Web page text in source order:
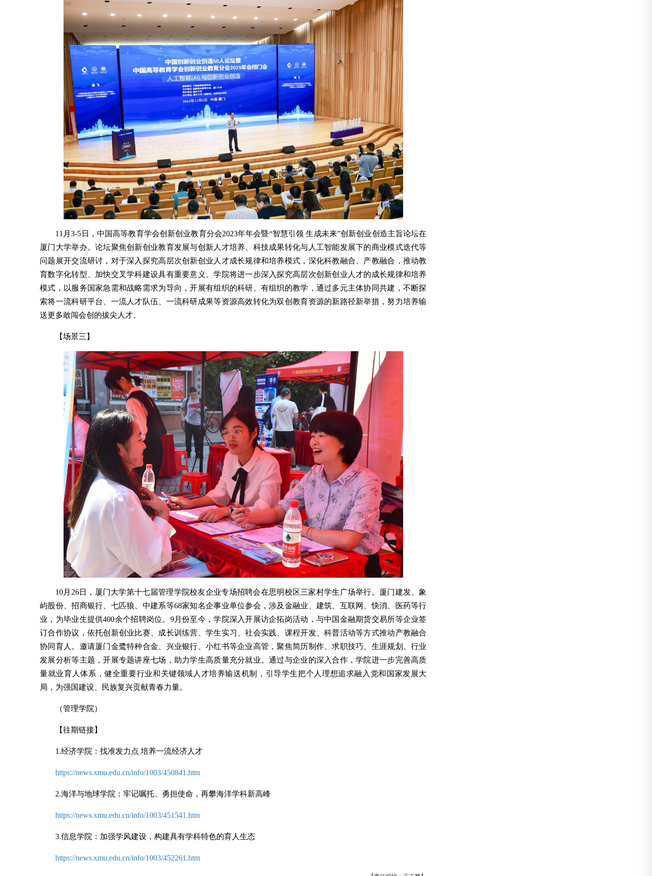
11月3-5日，中国高等教育学会创新创业教育分会2023年年会暨“智慧引领 生成未来”创新创业创造主旨论坛在
厦门大学举办。论坛聚焦创新创业教育发展与创新人才培养、科技成果转化与人工智能发展下的商业模式迭代等
问题展开交流研讨，对于深入探究高层次创新创业人才成长规律和培养模式，深化科教融合、产教融合，推动教
育数字化转型、加快交叉学科建设具有重要意义。学院将进一步深入探究高层次创新创业人才的成长规律和培养
模式，以服务国家急需和战略需求为导向，开展有组织的科研、有组织的教学，通过多元主体协同共建，不断探
索将一流科研平台、一流人才队伍、一流科研成果等资源高效转化为双创教育资源的新路径新举措，努力培养输
送更多敢闯会创的拔尖人才。
【场景三】
10月26日，厦门大学第十七届管理学院校友企业专场招聘会在思明校区三家村学生广场举行。厦门建发、象
屿股份、招商银行、七匹狼、中建系等68家知名企事业单位参会，涉及金融业、建筑、互联网、快消、医药等行
业，为毕业生提供400余个招聘岗位。9月份至今，学院深入开展访企拓岗活动，与中国金融期货交易所等企业签
订合作协议，依托创新创业比赛、成长训练营、学生实习、社会实践、课程开发、科普活动等方式推动产教融合
协同育人。邀请厦门金鹭特种合金、兴业银行、小红书等企业高管，聚焦简历制作、求职技巧、生涯规划、行业
发展分析等主题，开展专题讲座七场，助力学生高质量充分就业。通过与企业的深入合作，学院进一步完善高质
量就业育人体系，健全重要行业和关键领域人才培养输送机制，引导学生把个人理想追求融入党和国家发展大
局，为强国建设、民族复兴贡献青春力量。
（管理学院）
【往期链接】
1.经济学院：找准发力点 培养一流经济人才
https://news.xmu.edu.cn/info/1003/450841.htm
2.海洋与地球学院：牢记嘱托、勇担使命，再攀海洋学科新高峰
https://news.xmu.edu.cn/info/1003/451541.htm
3.信息学院：加强学风建设，构建具有学科特色的育人生态
https://news.xmu.edu.cn/info/1003/452261.htm